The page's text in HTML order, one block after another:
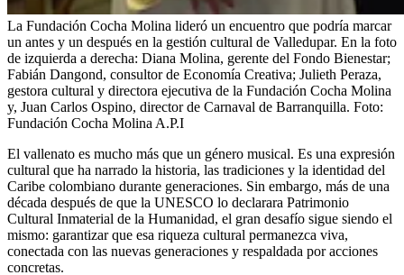
La Fundación Cocha Molina lideró un encuentro que podría marcar
un antes y un después en la gestión cultural de Valledupar. En la foto
de izquierda a derecha: Diana Molina, gerente del Fondo Bienestar;
Fabián Dangond, consultor de Economía Creativa; Julieth Peraza,
gestora cultural y directora ejecutiva de la Fundación Cocha Molina
y, Juan Carlos Ospino, director de Carnaval de Barranquilla. Foto:
Fundación Cocha Molina A.P.I
El vallenato es mucho más que un género musical. Es una expresión
cultural que ha narrado la historia, las tradiciones y la identidad del
Caribe colombiano durante generaciones. Sin embargo, más de una
década después de que la UNESCO lo declarara Patrimonio
Cultural Inmaterial de la Humanidad, el gran desafío sigue siendo el
mismo: garantizar que esa riqueza cultural permanezca viva,
conectada con las nuevas generaciones y respaldada por acciones
concretas.